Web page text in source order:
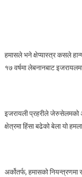
हमासले भने क्षेप्यास्त्र कसले
१७ वर्षमा लेबनानबाट
इजरायली प्रहरीले जेरुसेलमको
क्षेत्रमा हिंसा बढेको बेला यो
अर्कोतर्फ, हमासको